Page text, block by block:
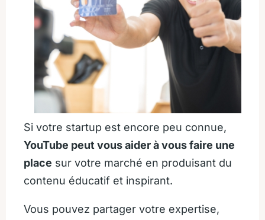
Si votre startup est encore peu connue,
YouTube peut vous aider à vous faire une
place sur votre marché en produisant du
contenu éducatif et inspirant.
Vous pouvez partager votre expertise,